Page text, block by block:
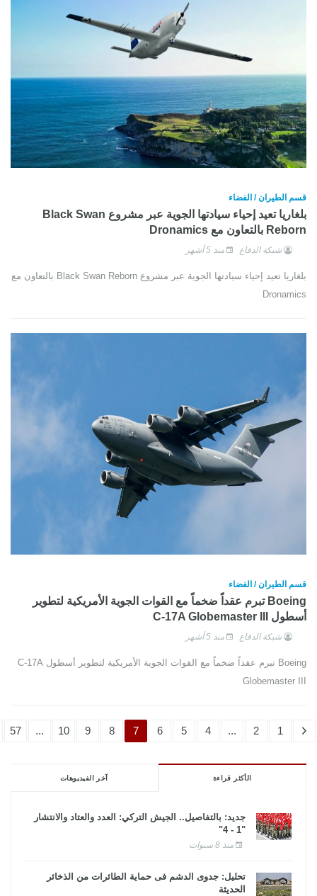
قسم الطيران / الفضاء
بلغاريا تعيد إحياء سيادتها الجوية عبر مشروع Black Swan
Reborn بالتعاون مع Dronamics
شبكة الدفاع منذ 5 أشهر
بلغاريا تعيد إحياء سيادتها الجوية عبر مشروع Black Swan Reborn بالتعاون مع
Dronamics
قسم الطيران / الفضاء
Boeing تبرم عقداً ضخماً مع القوات الجوية الأمريكية لتطوير
أسطول C-17A Globemaster III
شبكة الدفاع منذ 5 أشهر
Boeing تبرم عقداً ضخماً مع القوات الجوية الأمريكية لتطوير أسطول C-17A
Globemaster III
1
2
...
4
5
6
7
8
9
10
...
57
الأكثر قراءة آخر الفيديوهات
جديد: بالتفاصيل.. الجيش التركي: العدد والعتاد والانتشار
"1 - 4"
منذ 8 سنوات
تحليل: جدوى الدشم فى حماية الطائرات من الذخائر
الحديثة